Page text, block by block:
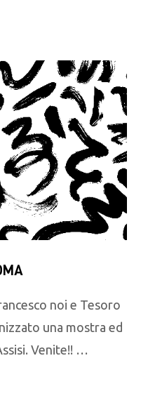
noi e Tesoro
una mostra ed
Venite!! …